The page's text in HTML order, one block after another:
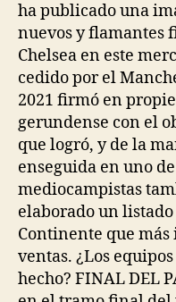
ha publicado una
nuevos y flamantes
Chelsea en este
cedido por el
2021 firmó en
gerundense con el
que logró, y de la
enseguida en uno
mediocampistas
elaborado un
Continente que
ventas. ¿Los
hecho? FINAL DEL